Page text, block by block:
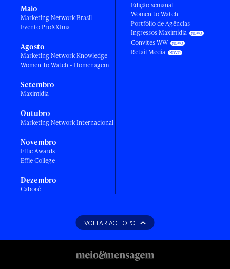
Maio
Marketing Network Brasil
Evento ProXXIma
Agosto
Marketing Network Knowledge
Women To Watch - Homenagem
Setembro
Maximídia
Outubro
Marketing Network Internacional
Novembro
Effie Awards
Effie College
Dezembro
Caboré
Edição semanal
Women to Watch
Portfólio de Agências
Ingressos Maximídia
Convites WW
Retail Media
VOLTAR AO TOPO